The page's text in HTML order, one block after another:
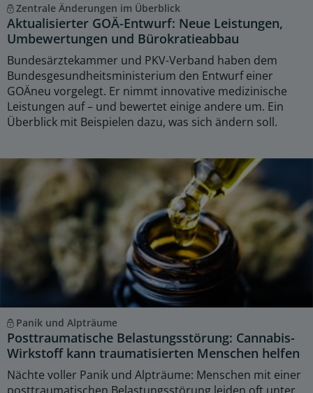
Zentrale Änderungen im Überblick
Aktualisierter GOÄ-Entwurf: Neue Leistungen,
Umbewertungen und Bürokratieabbau
Bundesärztekammer und PKV-Verband haben dem
Bundesgesundheitsministerium den Entwurf einer
GOÄneu vorgelegt. Er nimmt innovative medizinische
Leistungen auf – und bewertet einige andere um. Ein
Überblick mit Beispielen dazu, was sich ändern soll.
Panik und Alpträume
Posttraumatische Belastungsstörung: Cannabis-
Wirkstoff kann traumatisierten Menschen helfen
Nächte voller Panik und Alpträume: Menschen mit einer